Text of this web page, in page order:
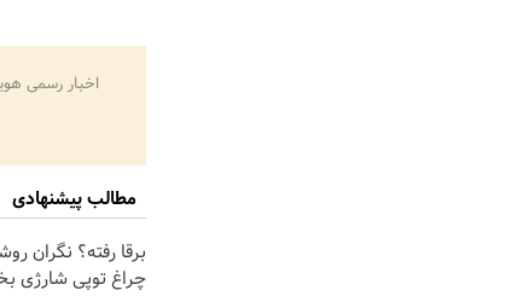
اخبار رسمی
مطالب پیشنهادی
برقا رفته؟ نگران
چراغ توپی شارژی